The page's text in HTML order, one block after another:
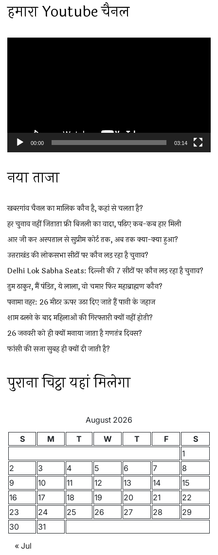
हमारा Youtube चैनल
00:00 03:14
नया ताजा
खबरगांव चैनल का मालिक कौन है, कहां से चलता है?
हर चुनाव नहीं जिताता फ्री बिजली का वादा, पढ़िए कब-कब हार मिली
आर जी कर अस्पताल से सुप्रीम कोर्ट तक, अब तक क्या-क्या हुआ?
उत्तराखंड की लोकसभा सीटों पर कौन लड़ रहा है चुनाव?
Delhi Lok Sabha Seats: दिल्ली की 7 सीटों पर कौन लड़ रहा है चुनाव?
तुम ठाकुर, मैं पंडित, ये लाला, वो चमार फिर महाब्राह्मण कौन?
पनामा नहर: 26 मीटर ऊपर उठा दिए जाते हैं पानी के जहाज
शाम ढलने के बाद महिलाओं की गिरफ्तारी क्यों नहीं होती?
26 जनवरी को ही क्यों मनाया जाता है गणतंत्र दिवस?
फांसी की सजा सुबह ही क्यों दी जाती है?
पुराना चिट्ठा यहां मिलेगा
August 2026
S
M T W T F
S
1
2
3 4 5 6 7
8
9
10 11 12 13 14
15
16
17 18 19 20 21
22
23
24 25 26 27 28
29
30
31
« Jul